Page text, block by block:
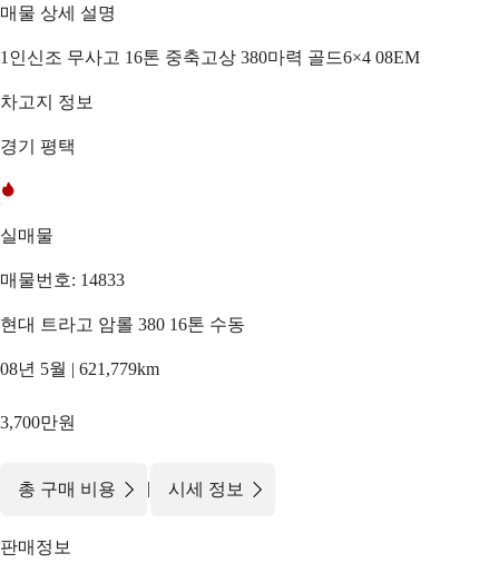
매물 상세 설명
1인신조 무사고 16톤 중축고상 380마력 골드6×4 08EM
차고지 정보
경기 평택
실매물
매물번호: 14833
현대 트라고 암롤 380 16톤 수동
08년 5월 | 621,779km
3,700만원
총 구매 비용 | 시세 정보
판매정보